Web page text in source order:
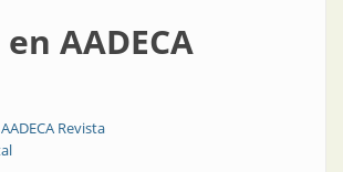
AADECA
AADECA Revista